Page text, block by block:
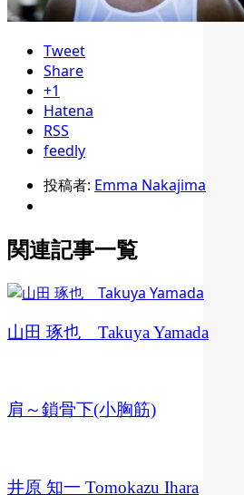
Tweet
Share
+1
Hatena
RSS
feedly
投稿者: Emma Nakajima
関連記事一覧
山田 琢也 Takuya Yamada
肩～鎖骨下(小胸筋)
井原 知一 Tomokazu Ihara